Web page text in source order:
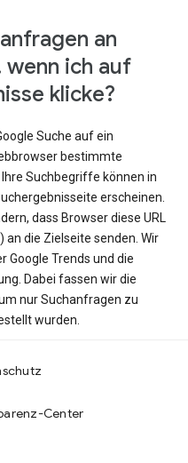
an
ich auf
klicke?
Suche auf ein
bestimmte
Suchbegriffe können in
erscheinen.
dass Browser diese URL
an die Zielseite senden. Wir
Google Trends und die
Dabei fassen wir die
nur Suchanfragen zu
wurden.
Center